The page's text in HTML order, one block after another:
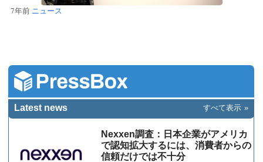
7年前 ニュース
Latest news すべて表示
Nexxen調査：日本企業がアメリカ
で認知拡大するには、消費者からの
信頼だけでは不十分